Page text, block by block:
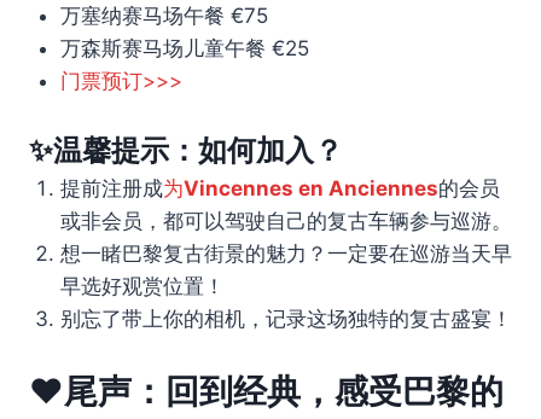
万塞纳赛马场午餐 €75
万森斯赛马场儿童午餐 €25
门票预订>>>
✨温馨提示：如何加入？
提前注册成为Vincennes en Anciennes的会员
或非会员，都可以驾驶自己的复古车辆参与巡游。
想一睹巴黎复古街景的魅力？一定要在巡游当天早
早选好观赏位置！
别忘了带上你的相机，记录这场独特的复古盛宴！
❤️尾声：回到经典，感受巴黎的